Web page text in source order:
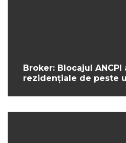
Broker: Blocajul
rezidențiale de peste